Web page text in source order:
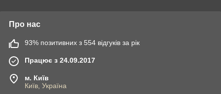
Про нас
93% позитивних з 554 відгуків за рік
Працює з 24.09.2017
м. Київ
Київ, Україна